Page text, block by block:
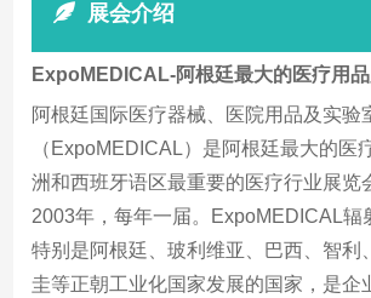
展会介绍
ExpoMEDICAL-阿根廷最大的医疗用
阿根廷国际医疗器械、医院用品及实验
（ExpoMEDICAL）是阿根廷最大的医
洲和西班牙语区最重要的医疗行业展览
2003年，每年一届。ExpoMEDICAL辐
特别是阿根廷、玻利维亚、巴西、智利
圭等正朝工业化国家发展的国家，是企